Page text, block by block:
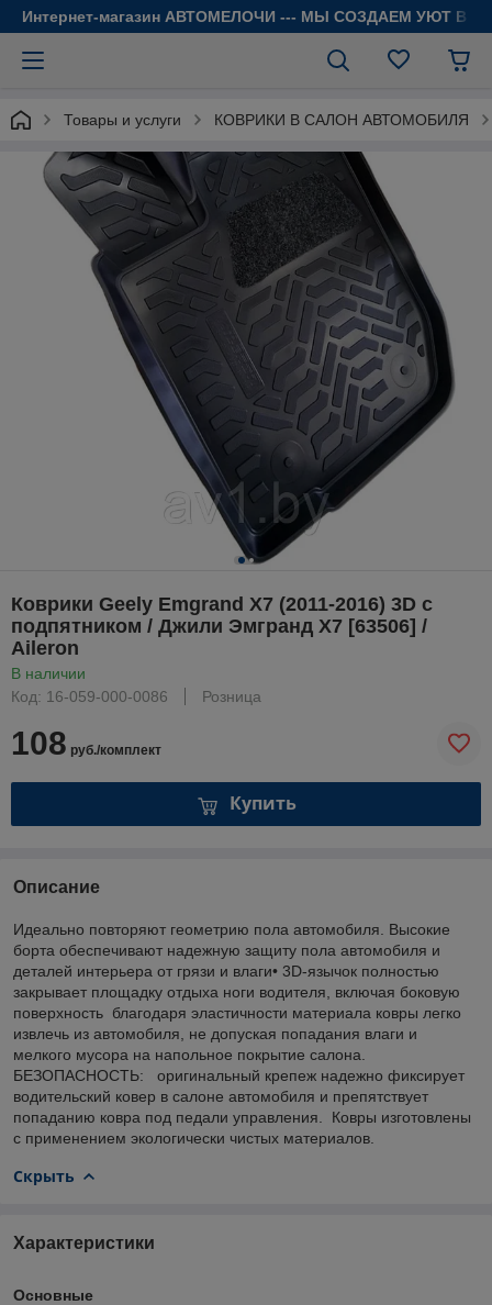
Интернет-магазин АВТОМЕЛОЧИ --- МЫ СОЗДАЕМ УЮТ В
Товары и услуги КОВРИКИ В САЛОН АВТОМОБИЛЯ
Коврики Geely Emgrand X7 (2011-2016) 3D c
подпятником / Джили Эмгранд Х7 [63506] /
Aileron
В наличии
Код: 16-059-000-0086
Розница
108 руб./комплект
Купить
Описание
Идеально повторяют геометрию пола автомобиля. Высокие
борта обеспечивают надежную защиту пола автомобиля и
деталей интерьера от грязи и влаги• 3D-язычок полностью
закрывает площадку отдыха ноги водителя, включая боковую
поверхность благодаря эластичности материала ковры легко
извлечь из автомобиля, не допуская попадания влаги и
мелкого мусора на напольное покрытие салона.
БЕЗОПАСНОСТЬ: оригинальный крепеж надежно фиксирует
водительский ковер в салоне автомобиля и препятствует
попаданию ковра под педали управления. Ковры изготовлены
с применением экологически чистых материалов.
Скрыть
Характеристики
Основные